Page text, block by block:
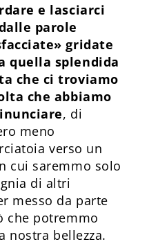
e lasciarci
parole
gridate
quella splendida
che ci troviamo
che abbiamo
, di
meno
verso un
cui saremmo solo
di altri
messo da parte
che potremmo
nostra bellezza.